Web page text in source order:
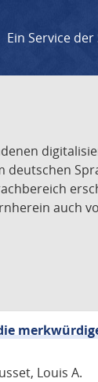
Ein Service
auch
Louis A.